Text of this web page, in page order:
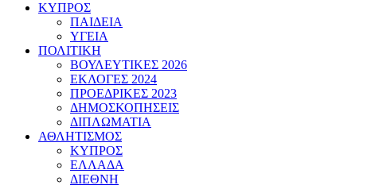
ΚΥΠΡΟΣ
ΠΑΙΔΕΙΑ
ΥΓΕΙΑ
ΠΟΛΙΤΙΚΗ
ΒΟΥΛΕΥΤΙΚΕΣ 2026
ΕΚΛΟΓΕΣ 2024
ΠΡΟΕΔΡΙΚΕΣ 2023
ΔΗΜΟΣΚΟΠΗΣΕΙΣ
ΔΙΠΛΩΜΑΤΙΑ
ΑΘΛΗΤΙΣΜΟΣ
ΚΥΠΡΟΣ
ΕΛΛΑΔΑ
ΔΙΕΘΝΗ